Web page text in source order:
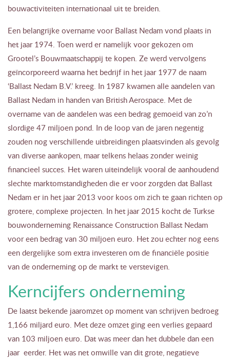
bouwactiviteiten internationaal uit te breiden.
Een belangrijke overname voor Ballast Nedam vond plaats in
het jaar 1974. Toen werd er namelijk voor gekozen om
Grootel’s Bouwmaatschappij te kopen. Ze werd vervolgens
geïncorporeerd waarna het bedrijf in het jaar 1977 de naam
‘Ballast Nedam B.V.’ kreeg. In 1987 kwamen alle aandelen van
Ballast Nedam in handen van British Aerospace. Met de
overname van de aandelen was een bedrag gemoeid van zo’n
slordige 47 miljoen pond. In de loop van de jaren negentig
zouden nog verschillende uitbreidingen plaatsvinden als gevolg
van diverse aankopen, maar telkens helaas zonder weinig
financieel succes. Het waren uiteindelijk vooral de aanhoudend
slechte marktomstandigheden die er voor zorgden dat Ballast
Nedam er in het jaar 2013 voor koos om zich te gaan richten op
grotere, complexe projecten. In het jaar 2015 kocht de Turkse
bouwonderneming Renaissance Construction Ballast Nedam
voor een bedrag van 30 miljoen euro. Het zou echter nog eens
een dergelijke som extra investeren om de financiële positie
van de onderneming op de markt te verstevigen.
Kerncijfers onderneming
De laatst bekende jaaromzet op moment van schrijven bedroeg
1,166 miljard euro. Met deze omzet ging een verlies gepaard
van 103 miljoen euro. Dat was meer dan het dubbele dan een
jaar eerder. Het was net omwille van dit grote, negatieve